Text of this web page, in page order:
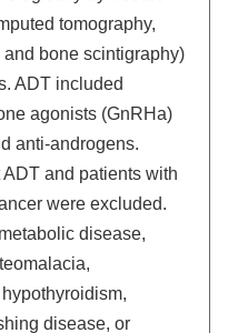
tomography,
bone scintigraphy)
ADT included
agonists (GnRHa)
anti-androgens.
and patients with
were excluded.
disease,
disease, or